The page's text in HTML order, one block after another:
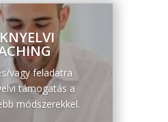
vagy feladatra
támogatás a
módszerekkel.